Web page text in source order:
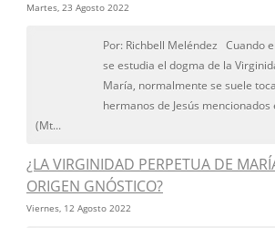
Martes, 23 Agosto 2022
Por: Richbell Meléndez Cuando
se estudia el dogma de la
María, normalmente se suele
hermanos de Jesús mencionados
(Mt...
¿LA VIRGINIDAD PERPETUA DE
ORIGEN GNÓSTICO?
Viernes, 12 Agosto 2022